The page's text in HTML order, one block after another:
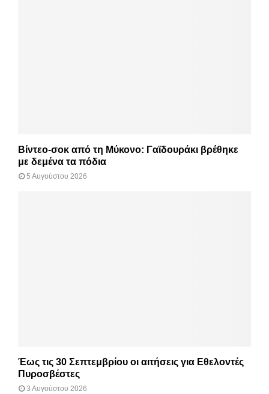
Βίντεο-σοκ από τη Μύκονο: Γαϊδουράκι βρέθηκε
με δεμένα τα πόδια
5 Αυγούστου 2026
Έως τις 30 Σεπτεμβρίου οι αιτήσεις για Εθελοντές
Πυροσβέστες
3 Αυγούστου 2026